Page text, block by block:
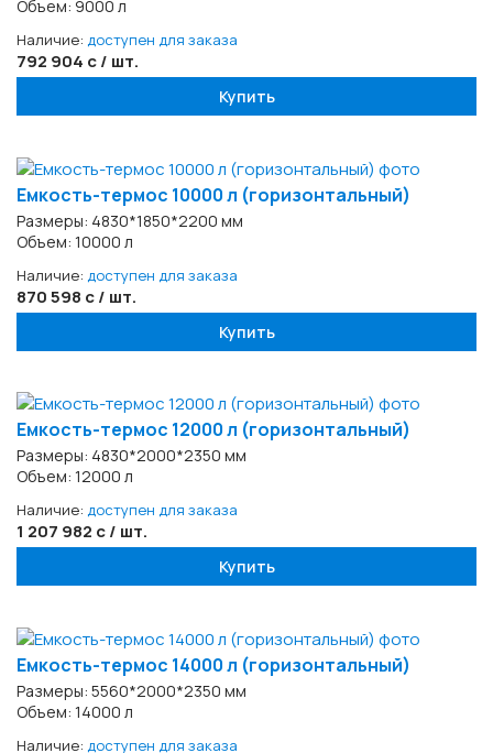
Объем: 9000 л
Наличие: доступен для заказа
792 904 с / шт.
Купить
Емкость-термос 10000 л (горизонтальный)
Размеры: 4830*1850*2200 мм
Объем: 10000 л
Наличие: доступен для заказа
870 598 с / шт.
Купить
Емкость-термос 12000 л (горизонтальный)
Размеры: 4830*2000*2350 мм
Объем: 12000 л
Наличие: доступен для заказа
1 207 982 с / шт.
Купить
Емкость-термос 14000 л (горизонтальный)
Размеры: 5560*2000*2350 мм
Объем: 14000 л
Наличие: доступен для заказа